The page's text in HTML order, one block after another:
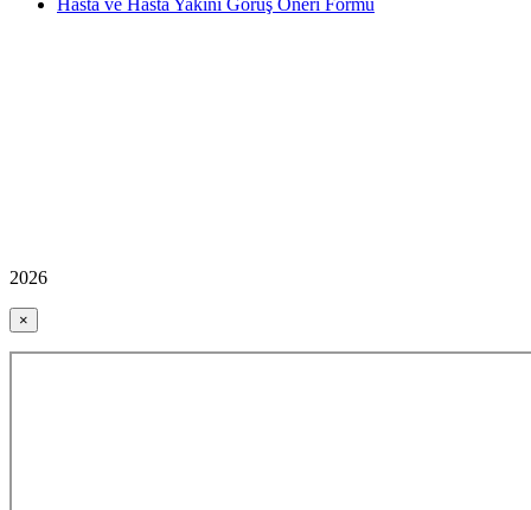
Hasta ve Hasta Yakını Görüş Öneri Formu
2026
×